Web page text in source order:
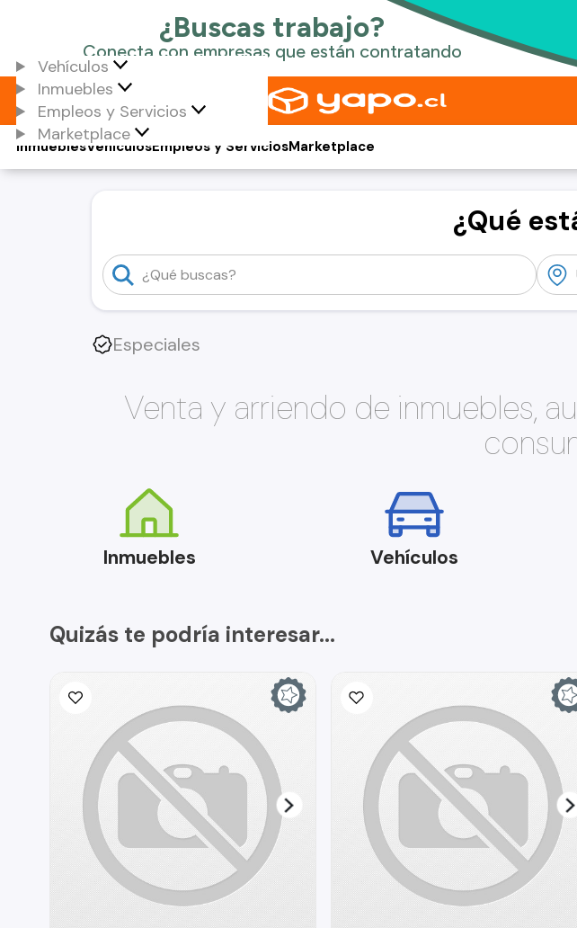
Vehículos
Inmuebles
Empleos y Servicios
Marketplace
Vehículos
Inmuebles Empleos y ServiciosMarketplace
¿Qué
Especiales
Venta y arriendo de inmuebles,
Inmuebles Vehículos
Quizás te podría interesar...